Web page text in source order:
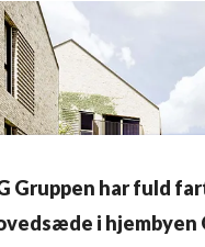
Gruppen har fuld
i hjembyen